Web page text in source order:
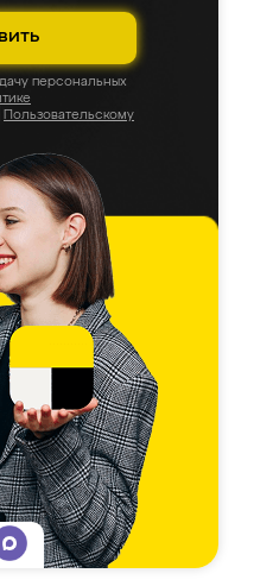
персональных
Пользовательскому